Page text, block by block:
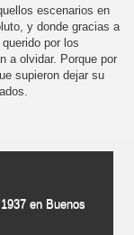
escenarios en
y donde gracias a
por los
a olvidar. Porque por
supieron dejar su
en Buenos